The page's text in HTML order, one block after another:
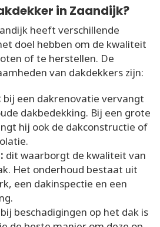
in Zaandijk?
heeft verschillende
doel hebben om de kwaliteit
of te herstellen. De
van dakdekkers zijn:
bij een dakrenovatie vervangt
dakbedekking. Bij een grote
hij ook de dakconstructie of
dit waarborgt de kwaliteit van
Het onderhoud bestaat uit
een dakinspectie en een
bij beschadigingen op het dak is